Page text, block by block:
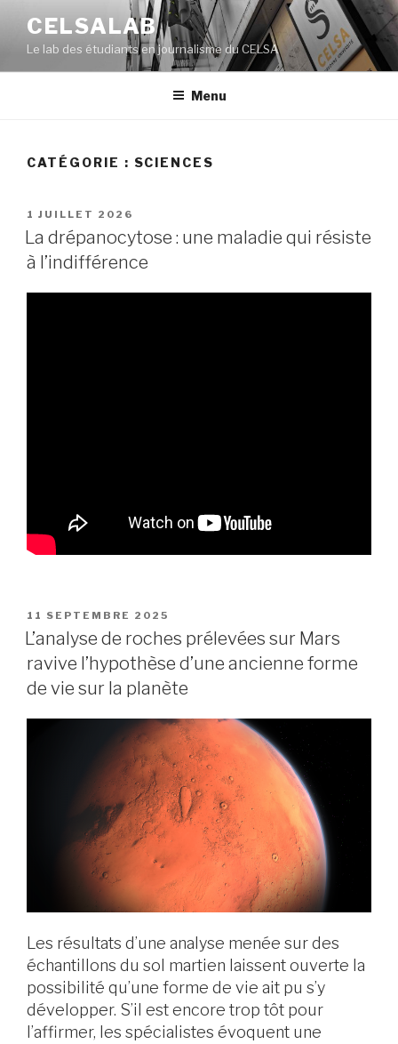
contenu
principal
CELSALAB
Le lab des étudiants en journalisme du CELSA
Menu
CATÉGORIE : SCIENCES
PUBLIÉ
LE
1 JUILLET 2026
La drépanocytose : une maladie qui résiste
à l’indifférence
PUBLIÉ
LE
11 SEPTEMBRE 2025
L’analyse de roches prélevées sur Mars
ravive l’hypothèse d’une ancienne forme
de vie sur la planète
Les résultats d’une analyse menée sur des
échantillons du sol martien laissent ouverte la
possibilité qu’une forme de vie ait pu s’y
développer. S’il est encore trop tôt pour
l’affirmer, les spécialistes évoquent une